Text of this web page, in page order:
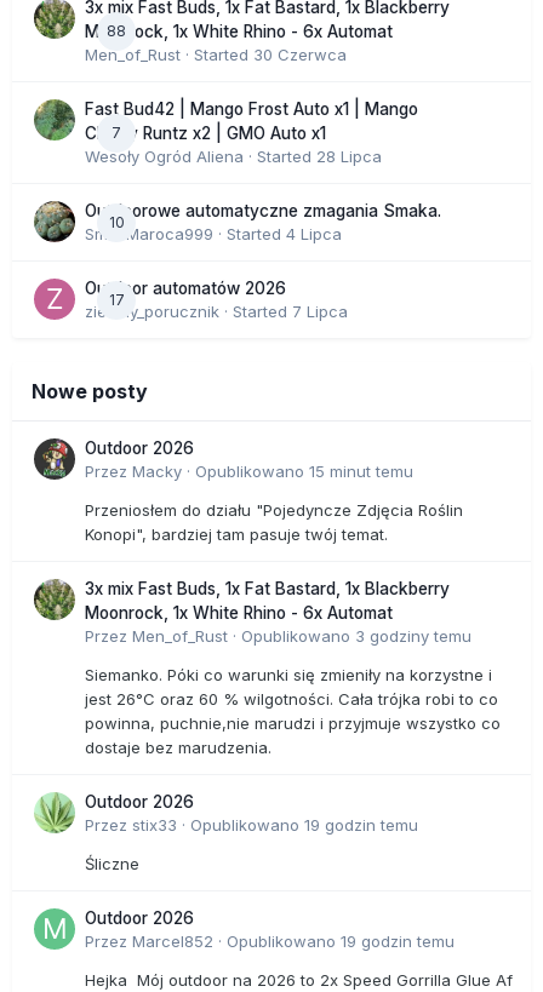
88
3x mix Fast Buds, 1x Fat Bastard, 1x Blackberry
Moonrock, 1x White Rhino - 6x Automat
Men_of_Rust · Started 30 Czerwca
7
Fast Bud42 | Mango Frost Auto x1 | Mango
Cherry Runtz x2 | GMO Auto x1
Wesoły Ogród Aliena · Started 28 Lipca
10
Outdoorowe automatyczne zmagania Smaka.
SmakMaroca999 · Started 4 Lipca
17
Outdoor automatów 2026
zielony_porucznik · Started 7 Lipca
Nowe posty
Outdoor 2026
Przez Macky · Opublikowano 15 minut temu
Przeniosłem do działu "Pojedyncze Zdjęcia Roślin
Konopi", bardziej tam pasuje twój temat.
3x mix Fast Buds, 1x Fat Bastard, 1x Blackberry
Moonrock, 1x White Rhino - 6x Automat
Przez Men_of_Rust · Opublikowano 3 godziny temu
Siemanko. Póki co warunki się zmieniły na korzystne i
jest 26°C oraz 60 % wilgotności. Cała trójka robi to co
powinna, puchnie,nie marudzi i przyjmuje wszystko co
dostaje bez marudzenia.
Outdoor 2026
Przez stix33 · Opublikowano 19 godzin temu
Śliczne
Outdoor 2026
Przez Marcel852 · Opublikowano 19 godzin temu
Hejka Mój outdoor na 2026 to 2x Speed Gorrilla Glue Af